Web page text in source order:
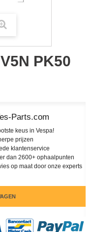
PK50
Parts.com
keus in Vespa!
prijzen
klantenservice
dan 2600+ ophaalpunten
op maat door onze experts